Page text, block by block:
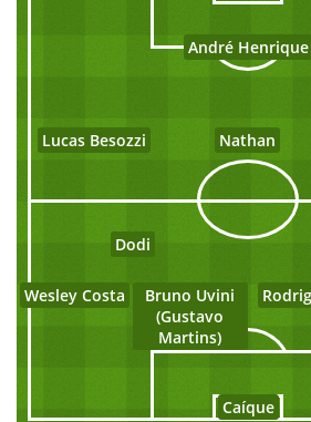
André Henrique
Lucas Besozzi Nathan
Dodi
Wesley Costa
Bruno Uvini
(Gustavo
Martins)
Caíque